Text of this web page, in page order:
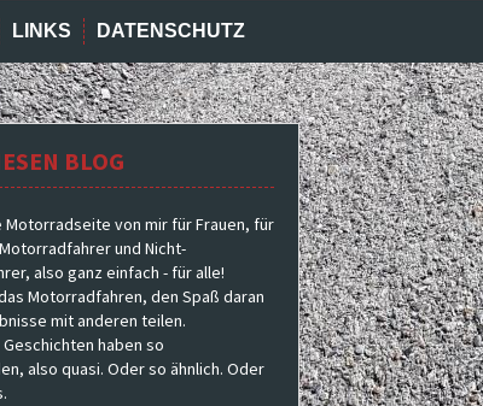
LINKS DATENSCHUTZ
BLOG
Motorradseite von mir für Frauen, für
und Nicht-
also ganz einfach - für alle!
Motorradfahren, den Spaß daran
mit anderen teilen.
haben so
also quasi. Oder so ähnlich. Oder